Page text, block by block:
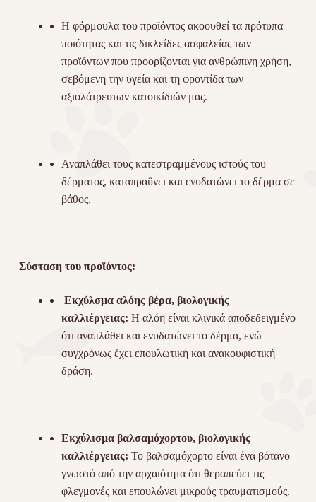
Η φόρμουλα του προϊόντος ακοουθεί τα πρότυπα
ποιότητας και τις δικλείδες ασφαλείας των
προϊόντων που προορίζονται για ανθρώπινη χρήση,
σεβόμενη την υγεία και τη φροντίδα των
αξιολάτρευτων κατοικίδιών μας.
Αναπλάθει τους κατεστραμμένους ιστούς του
δέρματος, καταπραΰνει και ενυδατώνει το δέρμα σε
βάθος.
Σύσταση του προϊόντος:
Εκχύλσμα αλόης βέρα, βιολογικής
καλλιέργειας: Η αλόη είναι κλινικά αποδεδειγμένο
ότι αναπλάθει και ενυδατώνει το δέρμα, ενώ
συγχρόνως έχει επουλωτική και ανακουφιστική
δράση.
Εκχύλισμα βαλσαμόχορτου, βιολογικής
καλλιέργειας: Το βαλσαμόχορτο είναι ένα βότανο
γνωστό από την αρχαιότητα ότι θεραπεύει τις
φλεγμονές και επουλώνει μικρούς τραυματισμούς.